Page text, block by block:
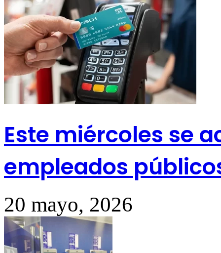
Este miércoles se
empleados
20 mayo, 2026